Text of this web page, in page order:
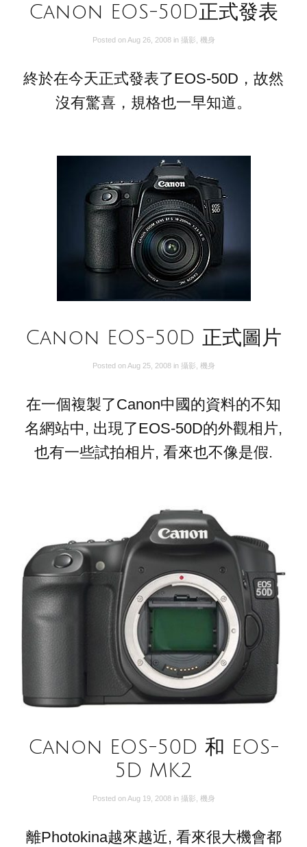
Canon EOS-50D正式發表
Posted onAug 26, 2008 in 攝影, 機身
終於在今天正式發表了EOS-50D，故然
沒有驚喜，規格也一早知道。
Canon EOS-50D 正式圖片
Posted onAug 25, 2008 in 攝影, 機身
在一個複製了Canon中國的資料的不知
名網站中, 出現了EOS-50D的外觀相片,
也有一些試拍相片, 看來也不像是假.
Canon EOS-50D 和 EOS-
5D MK2
Posted onAug 19, 2008 in 攝影 機身
離Photokina越來越近, 看來很大機會都